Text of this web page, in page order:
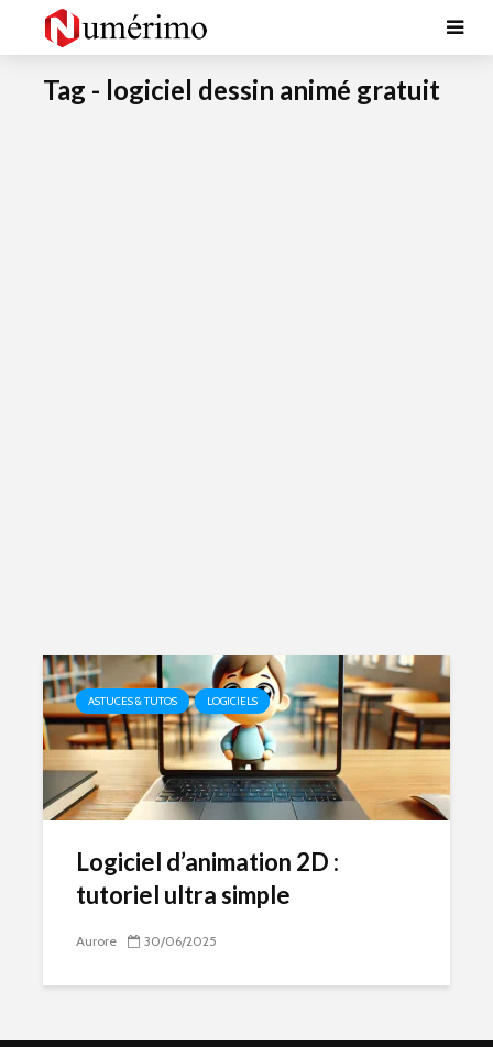
Tag - logiciel dessin animé gratuit
ASTUCES & TUTOS LOGICIELS
Logiciel d’animation 2D :
tutoriel ultra simple
Aurore 30/06/2025